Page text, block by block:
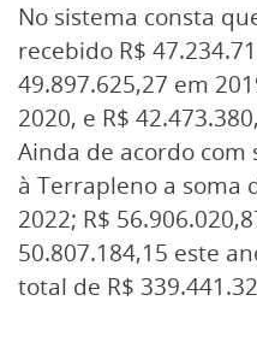
No sistema consta
recebido R$
49.897.625,27 em
2020, e R$
Ainda de acordo com
à Terrapleno a soma
2022; R$
50.807.184,15 este
total de R$